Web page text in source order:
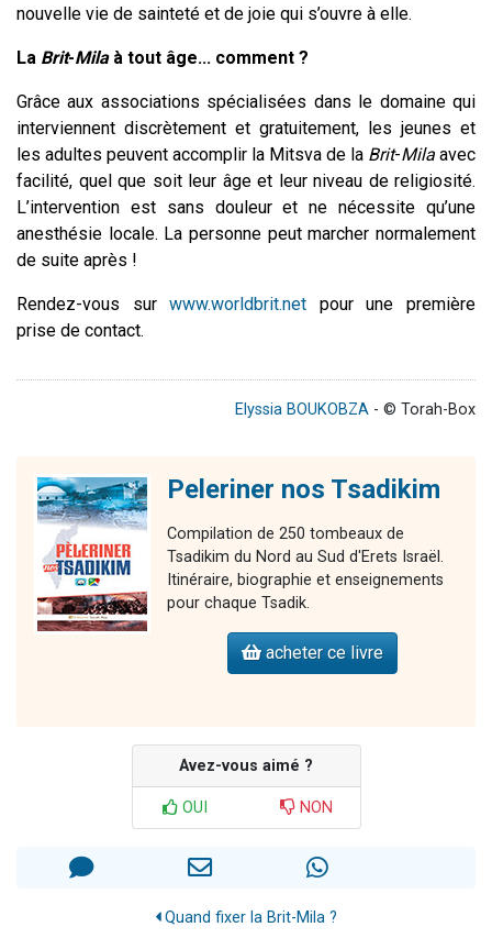
nouvelle vie de sainteté et de joie qui s’ouvre à elle.
La Brit-Milaà tout âge... comment ?
Grâce aux associations spécialisées dans le domaine qui
interviennent discrètement et gratuitement, les jeunes et
les adultes peuvent accomplir la Mitsva de la Brit-Mila avec
facilité, quel que soit leur âge et leur niveau de religiosité.
L’intervention est sans douleur et ne nécessite qu’une
anesthésie locale. La personne peut marcher normalement
de suite après !
Rendez-vous surwww.worldbrit.net pour une première
prise de contact.
Elyssia BOUKOBZA - © Torah-Box
Peleriner nos Tsadikim
Compilation de 250 tombeaux de
Tsadikim du Nord au Sud d'Erets Israël.
Itinéraire, biographie et enseignements
pour chaque Tsadik.
acheter ce livre
Avez-vous aimé ?
OUI NON
Quand fixer la Brit-Mila ?